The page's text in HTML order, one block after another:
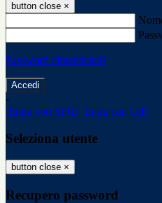
button close ×
Password dimenticata?
-
Entra con SPID Entra con CIE
Seleziona utente
button close ×
Recupero password